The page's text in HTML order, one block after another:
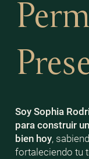
Soy Sophia
para construir
bien hoy,
fortaleciendo tu